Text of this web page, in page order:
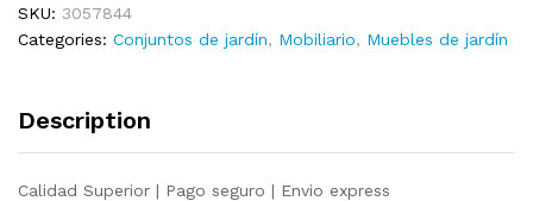
piezas
madera
acacia
SKU: 3057844
Categories: Conjuntos de jardín, Mobiliario, Muebles de jardín
Description
Calidad Superior | Pago seguro | Envio express